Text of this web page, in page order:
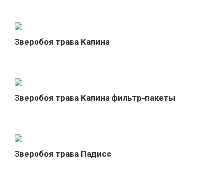
Зверобоя трава Калина
Зверобоя трава Калина фильтр-пакеты
Зверобоя трава Падисс